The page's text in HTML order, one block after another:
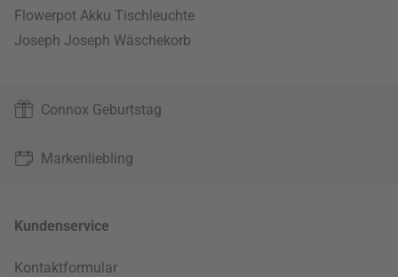
Flowerpot Akku Tischleuchte
Joseph Joseph Wäschekorb
Connox Geburtstag
Markenliebling
Kundenservice
Kontaktformular